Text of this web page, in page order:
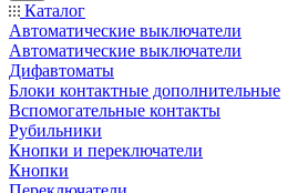
Каталог
Автоматические выключатели
Автоматические выключатели
Дифавтоматы
Блоки контактные дополнительные
Вспомогательные контакты
Рубильники
Кнопки и переключатели
Кнопки